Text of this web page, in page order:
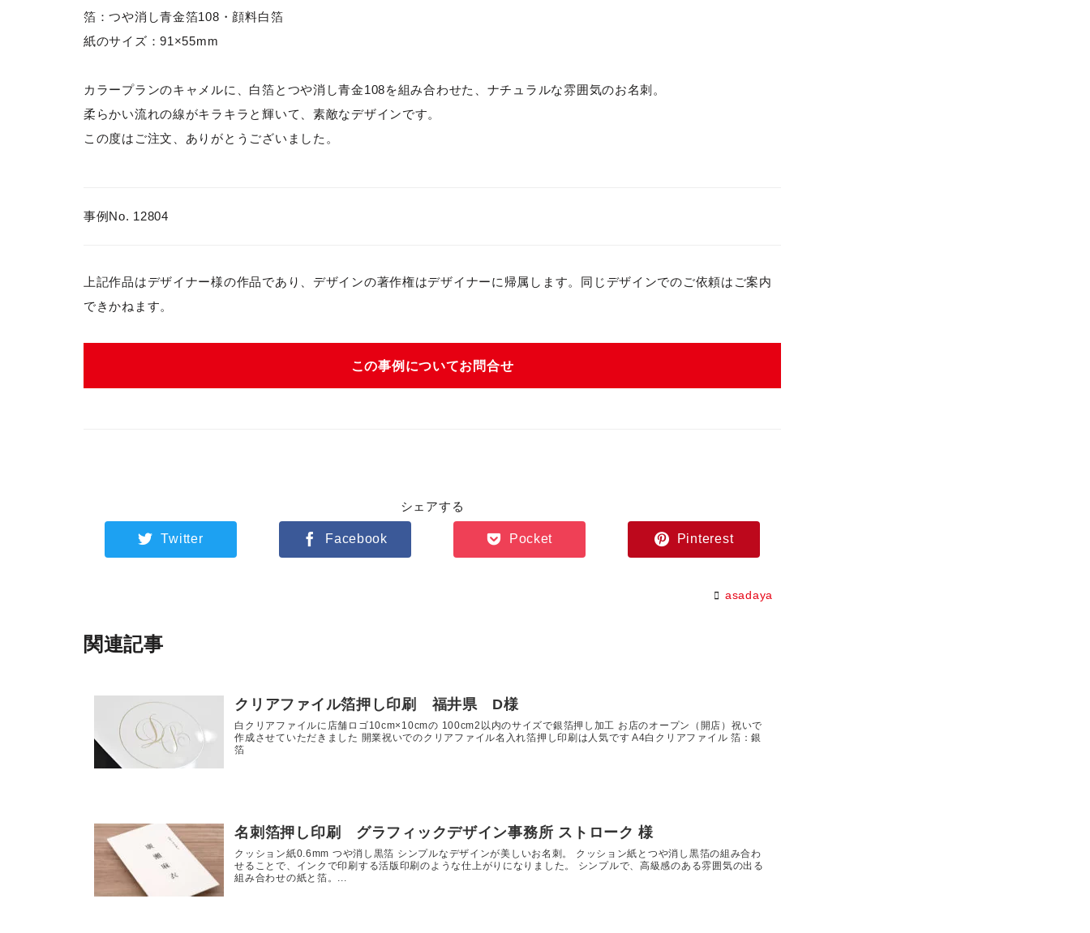
箔：つや消し青金箔108・顔料白箔
紙のサイズ：91×55mm
カラープランのキャメルに、白箔とつや消し青金108を組み合わせた、ナチュラルな雰囲気のお名刺。
柔らかい流れの線がキラキラと輝いて、素敵なデザインです。
この度はご注文、ありがとうございました。
事例No. 12804
上記作品はデザイナー様の作品であり、デザインの著作権はデザイナーに帰属します。同じデザインでのご依頼はご案内
できかねます。
この事例についてお問合せ
シェアする
Twitter Facebook Pocket Pinterest
asadaya
関連記事
クリアファイル箔押し印刷 福井県 D様
白クリアファイルに店舗ロゴ10cm×10cmの 100cm2以内のサイズで銀箔押し加工 お店のオープン（開店）祝いで
作成させていただきました 開業祝いでのクリアファイル名入れ箔押し印刷は人気です A4白クリアファイル 箔：銀
箔
名刺箔押し印刷 グラフィックデザイン事務所 ストローク 様
クッション紙0.6mm つや消し黒箔 シンプルなデザインが美しいお名刺。 クッション紙とつや消し黒箔の組み合わ
せることで、インクで印刷する活版印刷のような仕上がりになりました。 シンプルで、高級感のある雰囲気の出る
組み合わせの紙と箔。...